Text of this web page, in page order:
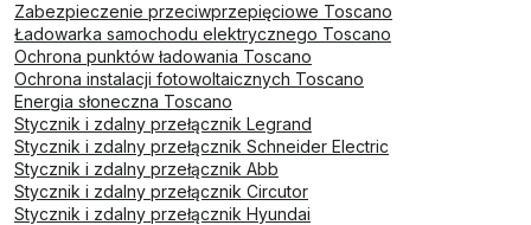
Zabezpieczenie przeciwprzepięciowe Toscano
Ładowarka samochodu elektrycznego Toscano
Ochrona punktów ładowania Toscano
Ochrona instalacji fotowoltaicznych Toscano
Energia słoneczna Toscano
Stycznik i zdalny przełącznik Legrand
Stycznik i zdalny przełącznik Schneider Electric
Stycznik i zdalny przełącznik Abb
Stycznik i zdalny przełącznik Circutor
Stycznik i zdalny przełącznik Hyundai